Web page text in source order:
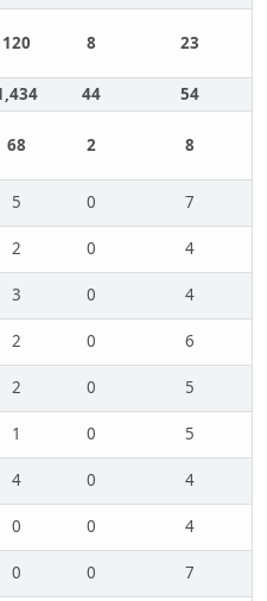
120 8 23
44 54
68 2 8
5 0
7
2 0
4
3 0
4
2 0
6
2 0
5
1 0
5
4 0
4
0 0
4
0 0
7